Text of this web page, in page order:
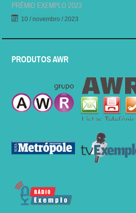
PRÊMIO EXEMPLO 2023
10 / novembro / 2023
PRODUTOS AWR